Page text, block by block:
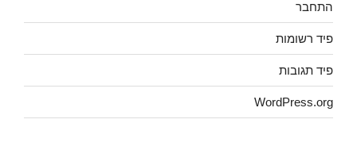
התחבר
פיד רשומות
פיד תגובות
WordPress.org